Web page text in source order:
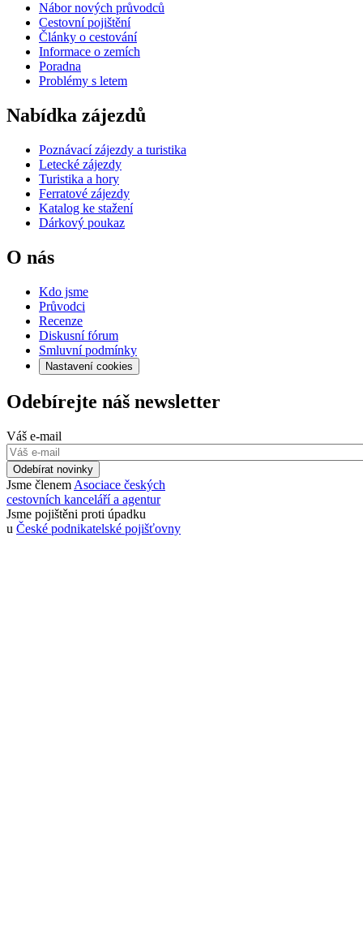
Nábor nových průvodců
Cestovní pojištění
Články o cestování
Informace o zemích
Poradna
Problémy s letem
Nabídka zájezdů
Poznávací zájezdy a turistika
Letecké zájezdy
Turistika a hory
Ferratové zájezdy
Katalog ke stažení
Dárkový poukaz
O nás
Kdo jsme
Průvodci
Recenze
Diskusní fórum
Smluvní podmínky
Nastavení cookies
Odebírejte náš newsletter
Váš e-mail
Odebírat novinky
Jsme členem Asociace českých
cestovních kanceláří a agentur
Jsme pojištěni proti úpadku
u České podnikatelské pojišťovny